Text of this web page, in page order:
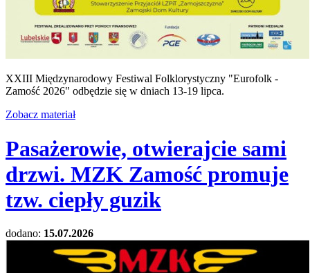
XXIII Międzynarodowy Festiwal Folklorystyczny "Eurofolk -
Zamość 2026" odbędzie się w dniach 13-19 lipca.
Zobacz materiał
Pasażerowie, otwierajcie sami
drzwi. MZK Zamość promuje
tzw. ciepły guzik
dodano: 15.07.2026